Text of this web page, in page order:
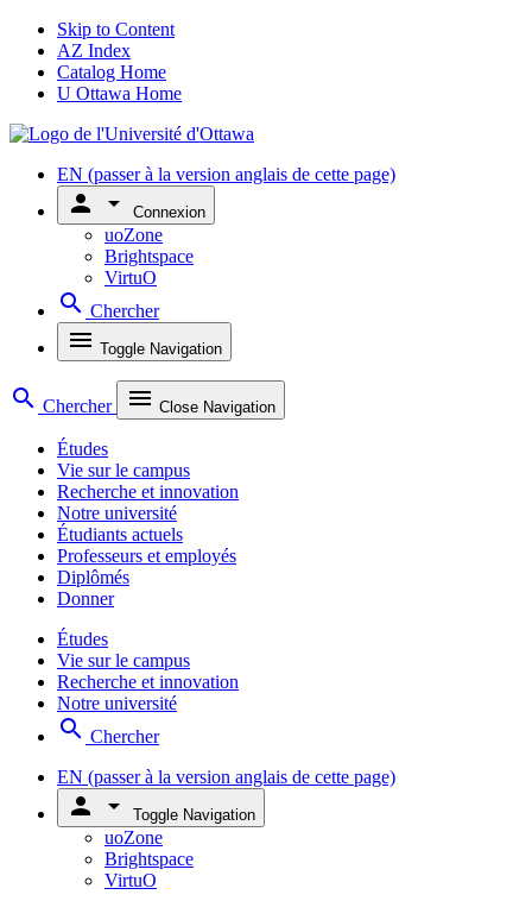
Skip to Content
AZ Index
Catalog Home
U Ottawa Home
EN (passer à la version anglais de cette page)
person arrow_drop_down Connexion
uoZone
Brightspace
VirtuO
search Chercher
menu Toggle Navigation
search Chercher menu Close Navigation
Études
Vie sur le campus
Recherche et innovation
Notre université
Étudiants actuels
Professeurs et employés
Diplômés
Donner
Études
Vie sur le campus
Recherche et innovation
Notre université
search Chercher
EN (passer à la version anglais de cette page)
person arrow_drop_down Toggle Navigation
uoZone
Brightspace
VirtuO